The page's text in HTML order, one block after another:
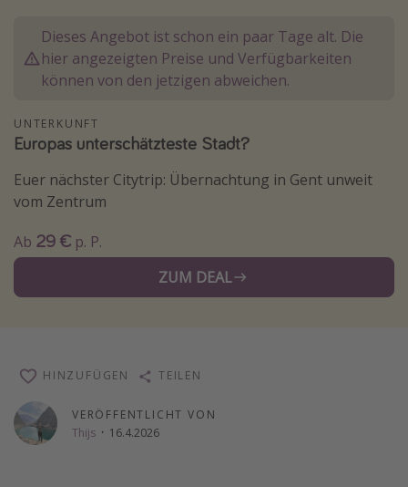
Kefalonia Urlaub
Krabi Urlaub
Sri Lanka Rundreise
Japan Rundreise
Reisethemen
Alle Reisethemen
Strandurlaub
Gruppenreisen
Dieses Angebot ist schon ein paar Tage alt. Die
hier angezeigten Preise und Verfügbarkeiten
können von den jetzigen abweichen.
UNTERKUNFT
Europas unterschätzteste Stadt?
Euer nächster Citytrip: Übernachtung in Gent unweit
vom Zentrum
Ab 29 € p. P.
ZUM DEAL
VERÖFFENTLICHT VON
Thijs · 16.4.2026
HINZUFÜGEN TEILEN